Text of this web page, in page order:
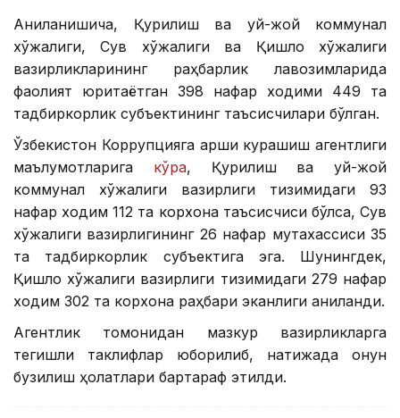
Аниқланишича, Қурилиш ва уй-жой коммунал
хўжалиги, Сув хўжалиги ва Қишлоқ хўжалиги
вазирликларининг раҳбарлик лавозимларида
фаолият юритаётган 398 нафар ходими 449 та
тадбиркорлик субъектининг таъсисчилари бўлган.
Ўзбекистон Коррупцияга қарши курашиш агентлиги
маълумотларига кўра, Қурилиш ва уй-жой
коммунал хўжалиги вазирлиги тизимидаги 93
нафар ходим 112 та корхона таъсисчиси бўлса, Сув
хўжалиги вазирлигининг 26 нафар мутахассиси 35
та тадбиркорлик субъектига эга. Шунингдек,
Қишлоқ хўжалиги вазирлиги тизимидаги 279 нафар
ходим 302 та корхона раҳбари эканлиги аниқланди.
Агентлик томонидан мазкур вазирликларга
тегишли таклифлар юборилиб, натижада қонун
бузилиш ҳолатлари бартараф этилди.